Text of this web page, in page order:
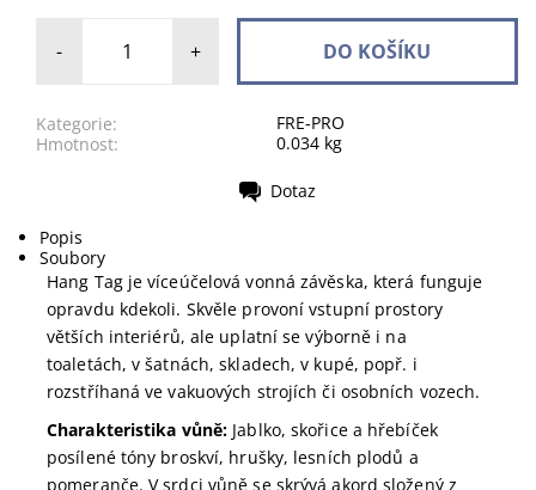
- +
Kategorie:
FRE-PRO
Hmotnost:
0.034 kg
Dotaz
Popis
Soubory
Hang Tag je víceúčelová vonná závěska, která funguje
opravdu kdekoli. Skvěle provoní vstupní prostory
větších interiérů, ale uplatní se výborně i na
toaletách, v šatnách, skladech, v kupé, popř. i
rozstříhaná ve vakuových strojích či osobních vozech.
Charakteristika vůně: Jablko, skořice a hřebíček
posílené tóny broskví, hrušky, lesních plodů a
pomeranče. V srdci vůně se skrývá akord složený z